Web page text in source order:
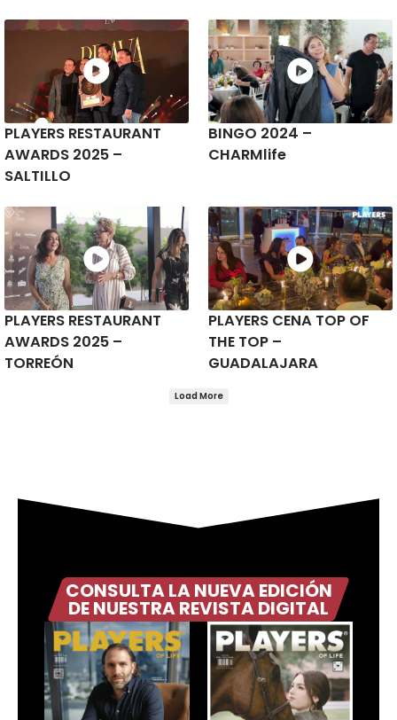
PLAYERS RESTAURANT
AWARDS 2025 –
SALTILLO
BINGO 2024 –
CHARMlife
PLAYERS RESTAURANT
AWARDS 2025 –
TORREÓN
PLAYERS CENA TOP OF
THE TOP –
GUADALAJARA
Load More
CONSULTA LA NUEVA EDICIÓN
DE NUESTRA REVISTA DIGITAL